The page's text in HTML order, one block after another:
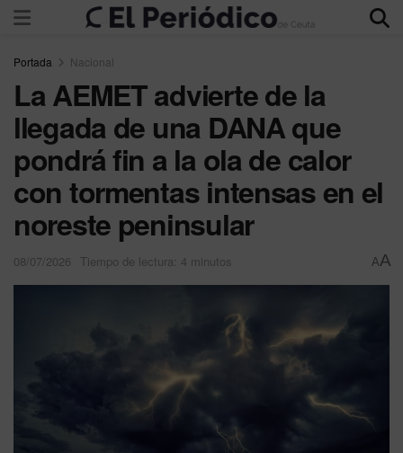
Portada Nacional
La AEMET advierte de la
llegada de una DANA que
pondrá fin a la ola de calor
con tormentas intensas en el
noreste peninsular
08/07/2026 Tiempo de lectura: 4 minutos AA